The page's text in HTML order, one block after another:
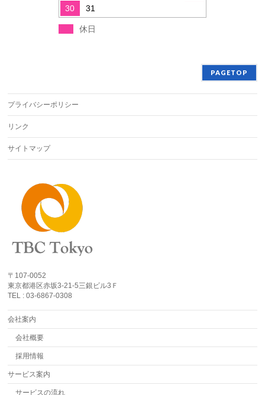
30
31
休日
PAGETOP
プライバシーポリシー
リンク
サイトマップ
〒107-0052
東京都港区赤坂3-21-5三銀ビル3Ｆ
TEL : 03-6867-0308
会社案内
会社概要
採用情報
サービス案内
サービスの流れ